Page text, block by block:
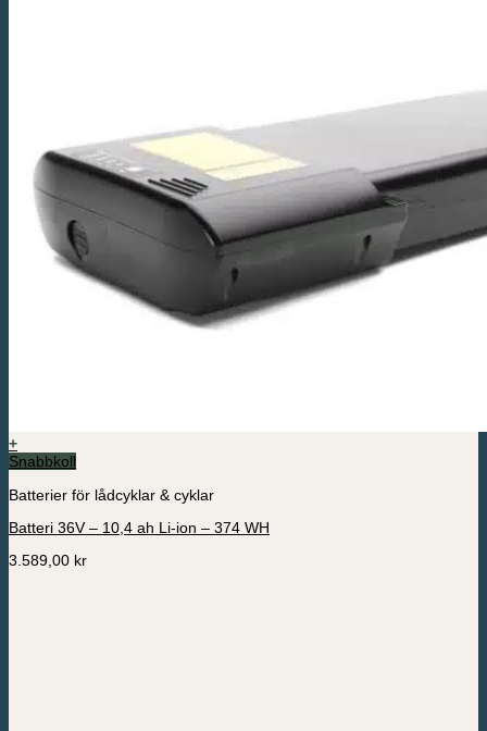
+
Snabbkoll
Batterier för lådcyklar & cyklar
Batteri 36V – 10,4 ah Li-ion – 374 WH
3.589,00 kr